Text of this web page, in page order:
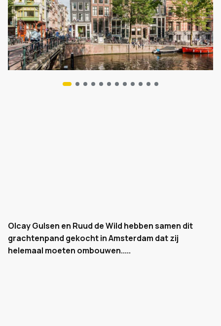
Olcay Gulsen en Ruud de Wild hebben samen dit
grachtenpand gekocht in Amsterdam dat zij
helemaal moeten ombouwen.....